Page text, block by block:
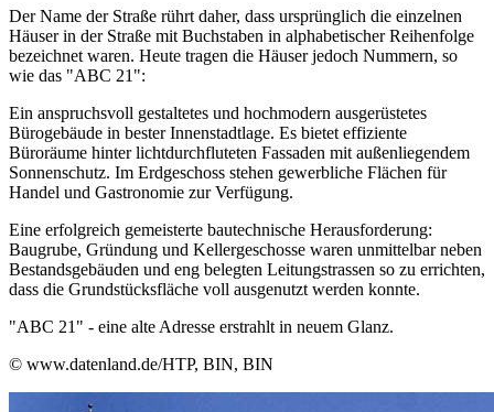
Der Name der Straße rührt daher, dass ursprünglich die einzelnen
Häuser in der Straße mit Buchstaben in alphabetischer Reihenfolge
bezeichnet waren. Heute tragen die Häuser jedoch Nummern, so
wie das "ABC 21":
Ein anspruchsvoll gestaltetes und hochmodern ausgerüstetes
Bürogebäude in bester Innenstadtlage. Es bietet effiziente
Büroräume hinter lichtdurchfluteten Fassaden mit außenliegendem
Sonnenschutz. Im Erdgeschoss stehen gewerbliche Flächen für
Handel und Gastronomie zur Verfügung.
Eine erfolgreich gemeisterte bautechnische Herausforderung:
Baugrube, Gründung und Kellergeschosse waren unmittelbar neben
Bestandsgebäuden und eng belegten Leitungstrassen so zu errichten,
dass die Grundstücksfläche voll ausgenutzt werden konnte.
"ABC 21" - eine alte Adresse erstrahlt in neuem Glanz.
© www.datenland.de/HTP, BIN, BIN